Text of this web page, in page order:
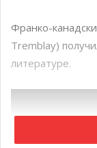
Франко-
Tremblay)
литературе.